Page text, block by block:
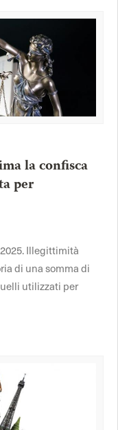
la confisca
per
Illegittimità
di una somma di
utilizzati per